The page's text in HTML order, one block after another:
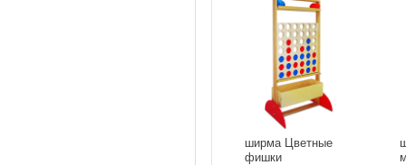
ширма Цветные
фишки